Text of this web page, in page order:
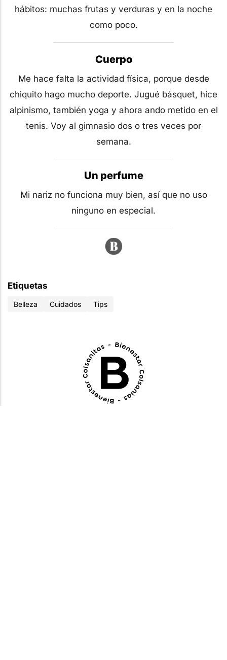
hábitos: muchas frutas y verduras y en la noche
como poco.
Cuerpo
Me hace falta la actividad física, porque desde
chiquito hago mucho deporte. Jugué básquet, hice
alpinismo, también yoga y ahora ando metido en el
tenis. Voy al gimnasio dos o tres veces por
semana.
Un perfume
Mi nariz no funciona muy bien, así que no uso
ninguno en especial.
Etiquetas
Belleza Cuidados Tips